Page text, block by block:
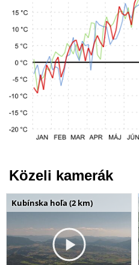
Közeli kamerák
Kubínska hoľa (2 km)